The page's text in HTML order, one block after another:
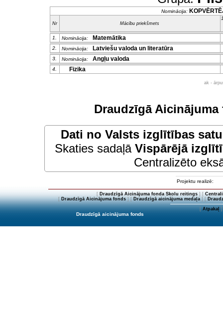
Nominācija:
Nr Mācību priekšmets
1. Nominācija: Matemātika
2. Nominācija: Latviešu valoda un literatūra
3. Nominācija: Angļu valoda
4. Fizika
ak -
Draudzīgā
Dati no Valsts izglītības
Skaties sadaļā Vispārējā
Centralizēto
Projektu realizē:
[ Draudzīgā Aicinājuma fonda Skolu reitings] [
[Draudzīgā Aicinājuma fonds] [Draudzīgā aicinājuma medaļa] [
[Atpakaļ]
Draudzīgā aicinājuma fonds